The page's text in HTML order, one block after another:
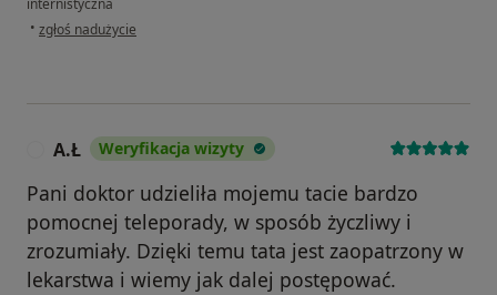
internistyczna
• w opinii użytkownika Piotr Piotrowski
zgłoś nadużycie
A.Ł Weryfikacja wizyty
Pani doktor udzieliła mojemu tacie bardzo
pomocnej teleporady, w sposób życzliwy i
zrozumiały. Dzięki temu tata jest zaopatrzony w
lekarstwa i wiemy jak dalej postępować.